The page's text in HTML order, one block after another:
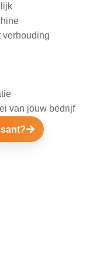
verhouding
van jouw bedrijf